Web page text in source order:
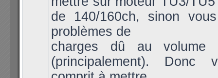
de 140/160ch, sinon
problèmes de
charges dû au volume
(principalement). Donc